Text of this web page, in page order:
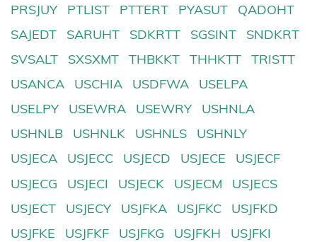
PRSJUY
PTLIST PTTERT PYASUT
QADOHT
SAJEDT
SARUHT SDKRTT SGSINT
SNDKRT
SVSALT
SXSXMT THBKKT THHKTT
TRISTT
USANCA
USCHIA USDFWA
USELPA
USELPY
USEWRA USEWRY
USHNLA
USHNLB
USHNLK USHNLS
USHNLY
USJECA
USJECC USJECD USJECE
USJECF
USJECG
USJECI USJECK USJECM
USJECS
USJECT
USJECY USJFKA USJFKC
USJFKD
USJFKE
USJFKF USJFKG USJFKH
USJFKI